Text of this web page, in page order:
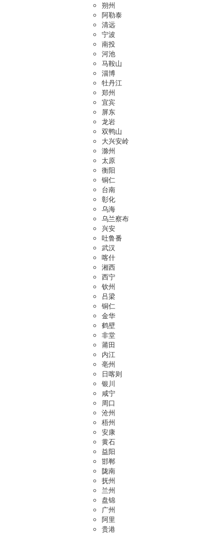
朔州
阿勒泰
清远
宁波
南投
河池
马鞍山
淄博
牡丹江
郑州
宜宾
屏东
龙岩
双鸭山
大兴安岭
滁州
太原
衡阳
铜仁
台南
彰化
乌海
乌兰察布
兴安
吐鲁番
武汉
喀什
湘西
西宁
钦州
吕梁
铜仁
金华
鹤壁
非堂
莆田
内江
亳州
日喀则
银川
咸宁
周口
沧州
梧州
安康
黄石
益阳
邯郸
陇南
抚州
兰州
盘锦
广州
阿里
贵港